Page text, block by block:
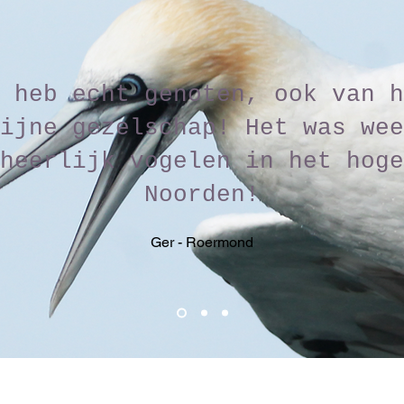
echt genoten, ook van
gezelschap! Het was
heerlijk vogelen in het hoge
Noorden!
Ger - Roermond